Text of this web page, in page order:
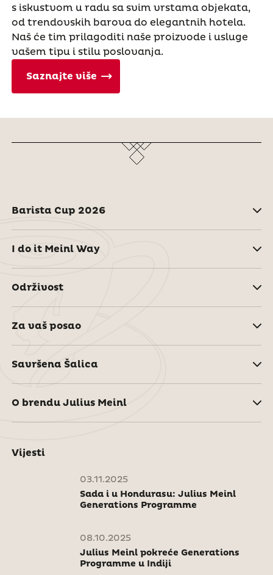
s iskustvom u radu sa svim vrstama objekata,
od trendovskih barova do elegantnih hotela.
Naš će tim prilagoditi naše proizvode i usluge
vašem tipu i stilu poslovanja.
Saznajte više
Barista Cup 2026
I do it Meinl Way
Održivost
Za vaš posao
Savršena Šalica
O brendu Julius Meinl
Vijesti
03.11.2025
Sada i u Hondurasu: Julius Meinl
Generations Programme
08.10.2025
Julius Meinl pokreće Generations
Programme u Indiji